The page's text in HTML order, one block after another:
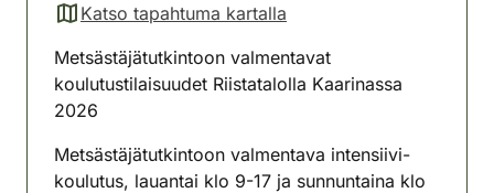
Katso tapahtuma kartalla
(avautuu uuteen välilehteen)
Metsästäjätutkintoon valmentavat
koulutustilaisuudet Riistatalolla Kaarinassa
2026
Metsästäjätutkintoon valmentava intensiivi-
koulutus, lauantai klo 9-17 ja sunnuntaina klo